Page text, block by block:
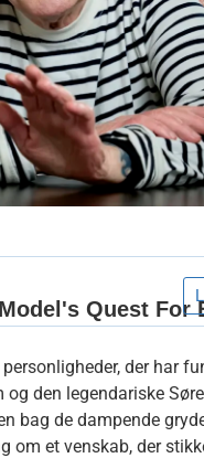
der har
den legendariske
bag de dampende
et venskab, der